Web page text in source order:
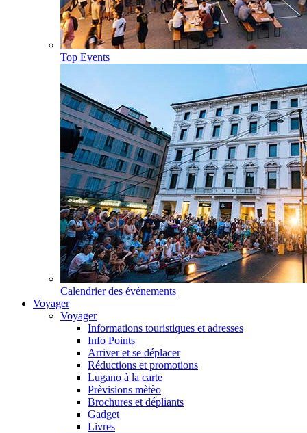
Top Events
Calendrier des événements
Voyager
Voyager
Informations touristiques et adresses
Info Points
Arriver et se déplacer
Réductions et promotions
Lugano à la carte
Prèvisions mètèo
Brochures et dépliants
Gadget
Livres